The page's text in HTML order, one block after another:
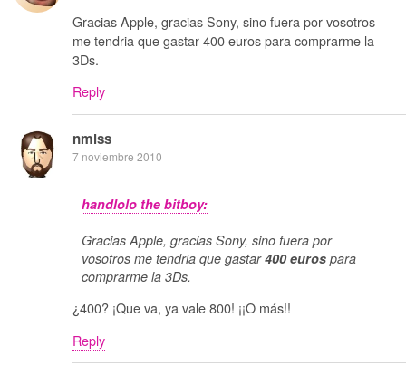
Gracias Apple, gracias Sony, sino fuera por vosotros
me tendria que gastar 400 euros para comprarme la
3Ds.
Reply
nmlss
7 noviembre 2010
handlolo the bitboy:
Gracias Apple, gracias Sony, sino fuera por
vosotros me tendria que gastar400 euros para
comprarme la 3Ds.
¿400? ¡Que va, ya vale 800! ¡¡O más!!
Reply